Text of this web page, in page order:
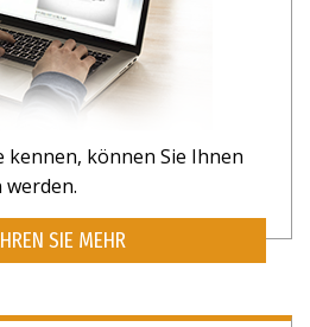
kennen, können Sie Ihnen
SIE MEHR